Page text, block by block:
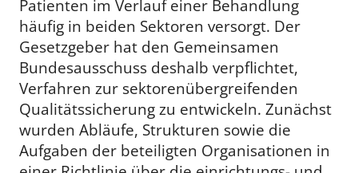
Patienten im Verlauf einer Behandlung
häufig in beiden Sektoren versorgt. Der
Gesetzgeber hat den Gemeinsamen
Bundesausschuss deshalb verpflichtet,
Verfahren zur sektorenübergreifenden
Qualitätssicherung zu entwickeln. Zunächst
wurden Abläufe, Strukturen sowie die
Aufgaben der beteiligten Organisationen in